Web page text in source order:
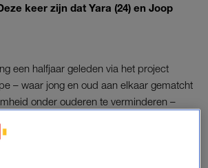
keer zijn dat Yara (24) en Joop
een halfjaar geleden via het project
– waar jong en oud aan elkaar gematcht
onder ouderen te verminderen –
een concert.